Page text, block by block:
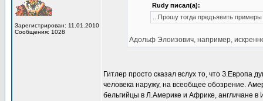
Зарегистрирован: 11.01.2010
Сообщения: 1028
Rudy писал(а):
...Прошу тогда предъявить
Адольф Элоизович, например,
Гитлер просто сказал вслух то, что З.Европа
человека наружу, на всеобщее обозрение.
бельгийцы в Л.Америке и Африке, англичане в